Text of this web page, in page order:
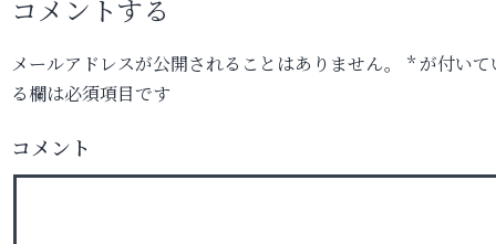
コメントする
メールアドレスが公開されることはありません。 *が付いて
る欄は必須項目です
コメント